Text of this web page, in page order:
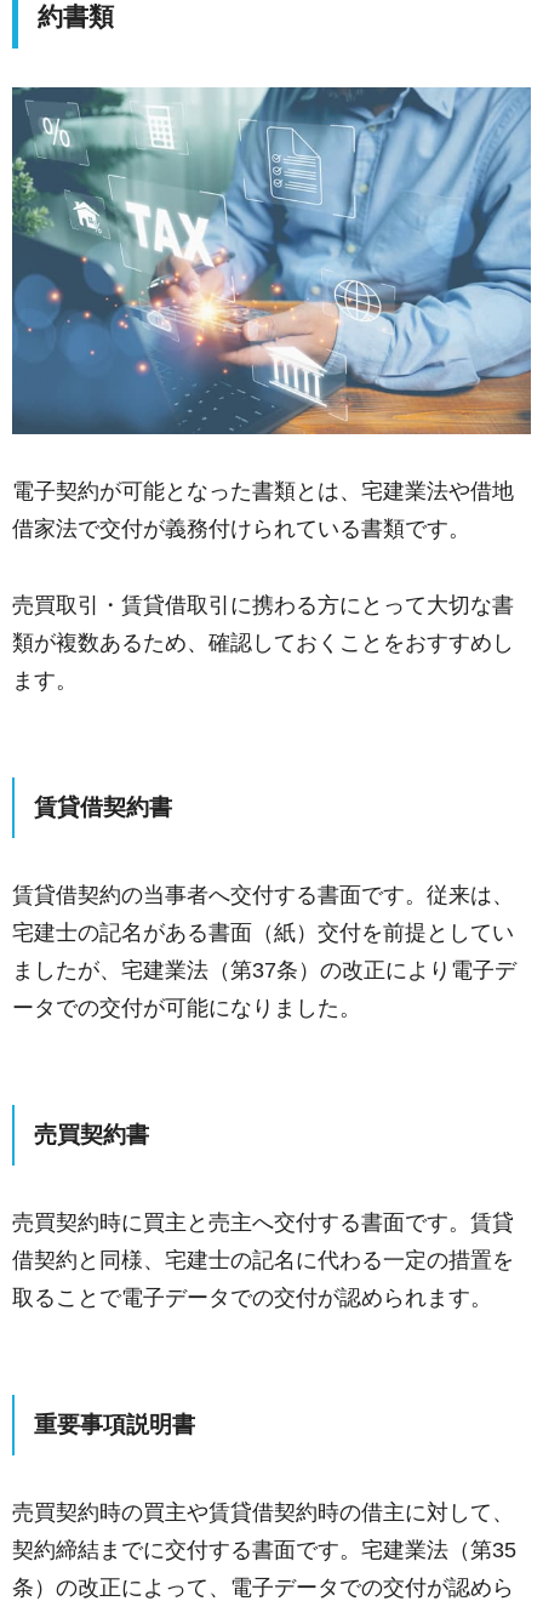
約書類
電子契約が可能となった書類とは、宅建業法や借地
借家法で交付が義務付けられている書類です。
売買取引・賃貸借取引に携わる方にとって大切な書
類が複数あるため、確認しておくことをおすすめし
ます。
賃貸借契約書
賃貸借契約の当事者へ交付する書面です。従来は、
宅建士の記名がある書面（紙）交付を前提としてい
ましたが、宅建業法（第37条）の改正により電子デ
ータでの交付が可能になりました。
売買契約書
売買契約時に買主と売主へ交付する書面です。賃貸
借契約と同様、宅建士の記名に代わる一定の措置を
取ることで電子データでの交付が認められます。
重要事項説明書
売買契約時の買主や賃貸借契約時の借主に対して、
契約締結までに交付する書面です。宅建業法（第35
条）の改正によって、電子データでの交付が認めら